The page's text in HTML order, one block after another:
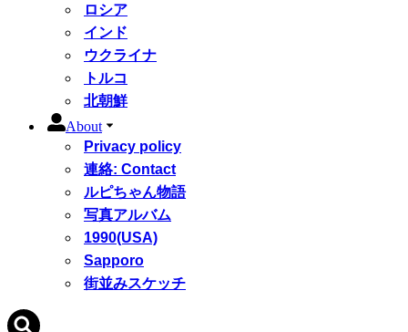
ロシア
インド
ウクライナ
トルコ
北朝鮮
About
Privacy policy
連絡: Contact
ルピちゃん物語
写真アルバム
1990(USA)
Sapporo
街並みスケッチ